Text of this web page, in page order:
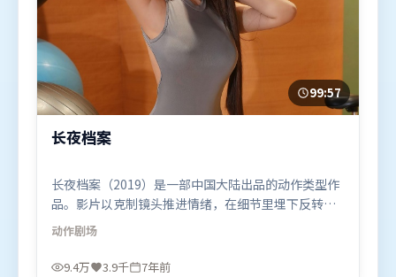
99:57
长夜档案
长夜档案（2019）是一部中国大陆出品的动作类型作
品。影片以克制镜头推进情绪，在细节里埋下反转，
直至最后一刻才揭开谜底。摄影与美术共同营造出强
烈地域气质，增强沉浸感。由毕赣执导，苍井优、谭
卓、古天乐，黄政民、易烊千玺等联袂出演。影片于
动作剧场
9.4万 3.9千 7年前